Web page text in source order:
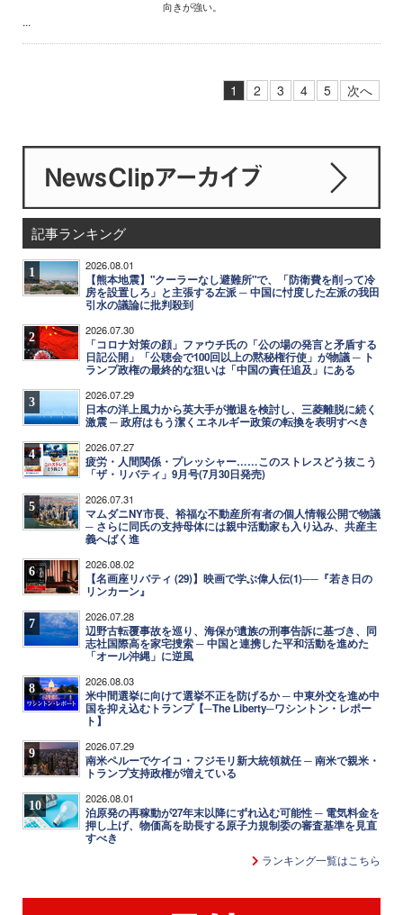
向きが強い。
...
1 2 3 4 5 次へ
記事ランキング
1 2026.08.01
【熊本地震】"クーラーなし避難所"で、「防衛費を削って冷
房を設置しろ」と主張する左派 ─ 中国に忖度した左派の我田
引水の議論に批判殺到
2 2026.07.30
「コロナ対策の顔」ファウチ氏の「公の場の発言と矛盾する
日記公開」「公聴会で100回以上の黙秘権行使」が物議 ─ ト
ランプ政権の最終的な狙いは「中国の責任追及」にある
3 2026.07.29
日本の洋上風力から英大手が撤退を検討し、三菱離脱に続く
激震 ─ 政府はもう潔くエネルギー政策の転換を表明すべき
4 2026.07.27
疲労・人間関係・プレッシャー……このストレスどう抜こう
「ザ・リバティ」9月号(7月30日発売)
5 2026.07.31
マムダニNY市長、裕福な不動産所有者の個人情報公開で物議
─ さらに同氏の支持母体には親中活動家も入り込み、共産主
義へばく進
6 2026.08.02
【名画座リバティ (29)】映画で学ぶ偉人伝(1)──『若き日の
リンカーン』
7 2026.07.28
辺野古転覆事故を巡り、海保が遺族の刑事告訴に基づき、同
志社国際高を家宅捜索 ─ 中国と連携した平和活動を進めた
「オール沖縄」に逆風
8 2026.08.03
米中間選挙に向けて選挙不正を防げるか ─ 中東外交を進め中
国を抑え込むトランプ【─The Liberty─ワシントン・レポー
ト】
9 2026.07.29
南米ペルーでケイコ・フジモリ新大統領就任 ─ 南米で親米・
トランプ支持政権が増えている
10 2026.08.01
泊原発の再稼動が27年末以降にずれ込む可能性 ─ 電気料金を
押し上げ、物価高を助長する原子力規制委の審査基準を見直
すべき
ランキング一覧はこちら